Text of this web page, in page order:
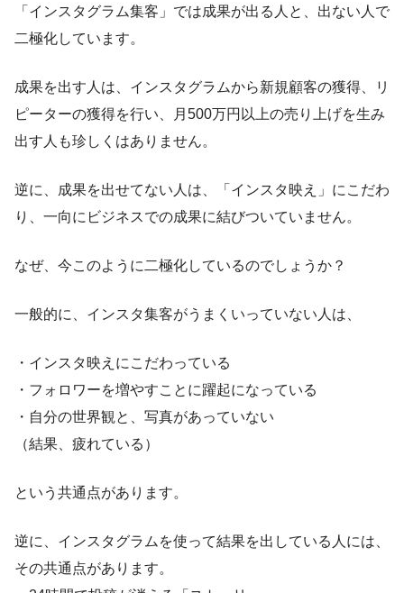
「インスタグラム集客」では成果が出る人と、出ない人で
二極化しています。
成果を出す人は、インスタグラムから新規顧客の獲得、リ
ピーターの獲得を行い、月500万円以上の売り上げを生み
出す人も珍しくはありません。
逆に、成果を出せてない人は、「インスタ映え」にこだわ
り、一向にビジネスでの成果に結びついていません。
なぜ、今このように二極化しているのでしょうか？
一般的に、インスタ集客がうまくいっていない人は、
・インスタ映えにこだわっている
・フォロワーを増やすことに躍起になっている
・自分の世界観と、写真があっていない
（結果、疲れている）
という共通点があります。
逆に、インスタグラムを使って結果を出している人には、
その共通点があります。